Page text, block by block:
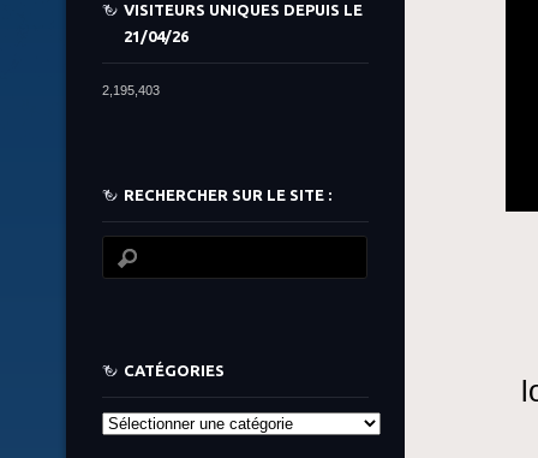
VISITEURS UNIQUES DEPUIS LE
21/04/26
2,195,403
RECHERCHER SUR LE SITE :
CATÉGORIES
Catégories